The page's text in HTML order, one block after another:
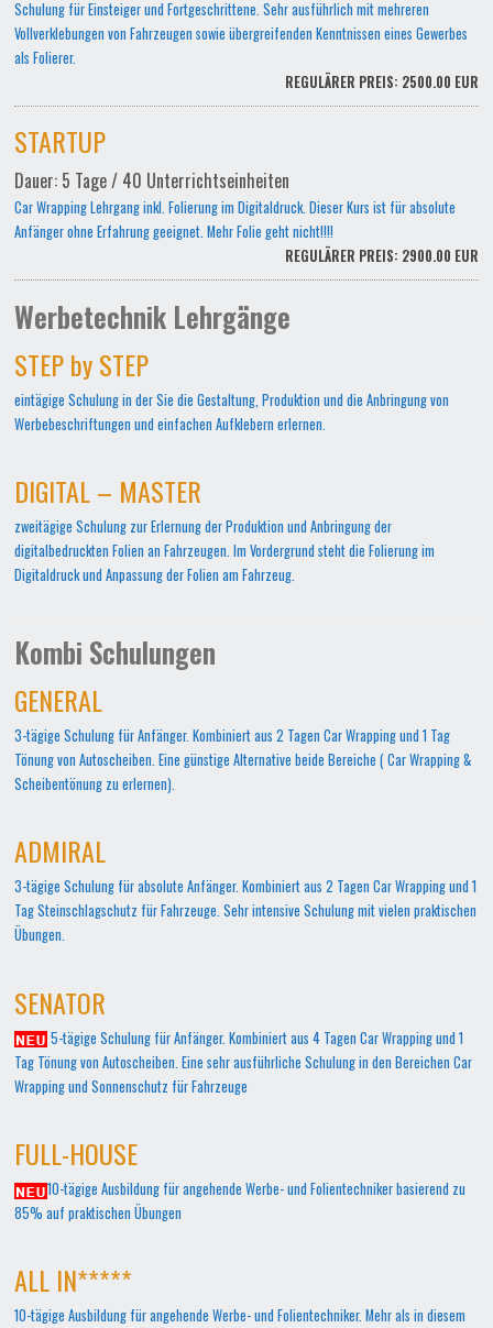
Schulung für Einsteiger und Fortgeschrittene. Sehr ausführlich mit mehreren
Vollverklebungen von Fahrzeugen sowie übergreifenden Kenntnissen eines Gewerbes
als Folierer.
REGULÄRER PREIS: 2500.00 EUR
STARTUP
Dauer: 5 Tage / 40 Unterrichtseinheiten
Car Wrapping Lehrgang inkl. Folierung im Digitaldruck. Dieser Kurs ist für absolute
Anfänger ohne Erfahrung geeignet. Mehr Folie geht nicht!!!!
REGULÄRER PREIS: 2900.00 EUR
Werbetechnik Lehrgänge
STEP by STEP
eintägige Schulung in der Sie die Gestaltung, Produktion und die Anbringung von
Werbebeschriftungen und einfachen Aufklebern erlernen.
DIGITAL – MASTER
zweitägige Schulung zur Erlernung der Produktion und Anbringung der
digitalbedruckten Folien an Fahrzeugen. Im Vordergrund steht die Folierung im
Digitaldruck und Anpassung der Folien am Fahrzeug.
Kombi Schulungen
GENERAL
3-tägige Schulung für Anfänger. Kombiniert aus 2 Tagen Car Wrapping und 1 Tag
Tönung von Autoscheiben. Eine günstige Alternative beide Bereiche ( Car Wrapping &
Scheibentönung zu erlernen).
ADMIRAL
3-tägige Schulung für absolute Anfänger. Kombiniert aus 2 Tagen Car Wrapping und 1
Tag Steinschlagschutz für Fahrzeuge. Sehr intensive Schulung mit vielen praktischen
Übungen.
SENATOR
5-tägige Schulung für Anfänger. Kombiniert aus 4 Tagen Car Wrapping und 1
Tag Tönung von Autoscheiben. Eine sehr ausführliche Schulung in den Bereichen Car
Wrapping und Sonnenschutz für Fahrzeuge
FULL-HOUSE
10-tägige Ausbildung für angehende Werbe- und Folientechniker basierend zu
85% auf praktischen Übungen
ALL IN*****
10-tägige Ausbildung für angehende Werbe- und Folientechniker. Mehr als in diesem